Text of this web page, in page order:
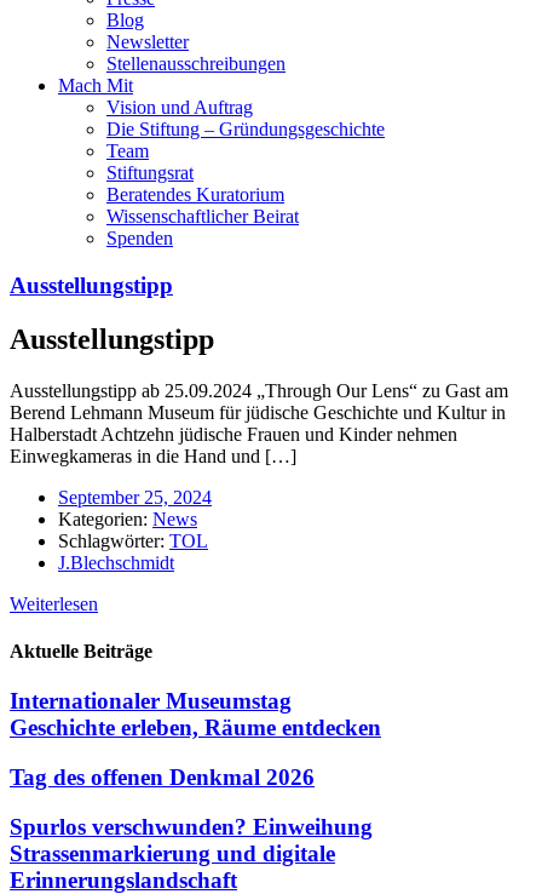
Blog
Newsletter
Stellenausschreibungen
Mach Mit
Vision und Auftrag
Die Stiftung – Gründungsgeschichte
Team
Stiftungsrat
Beratendes Kuratorium
Wissenschaftlicher Beirat
Spenden
Ausstellungstipp
Ausstellungstipp
Ausstellungstipp ab 25.09.2024 „Through Our Lens“ zu Gast am
Berend Lehmann Museum für jüdische Geschichte und Kultur in
Halberstadt Achtzehn jüdische Frauen und Kinder nehmen
Einwegkameras in die Hand und […]
September 25, 2024
Kategorien: News
Schlagwörter: TOL
J.Blechschmidt
Weiterlesen
Aktuelle Beiträge
Internationaler Museumstag
Geschichte erleben, Räume entdecken
Tag des offenen Denkmal 2026
Spurlos verschwunden? Einweihung
Strassenmarkierung und digitale
Erinnerungslandschaft